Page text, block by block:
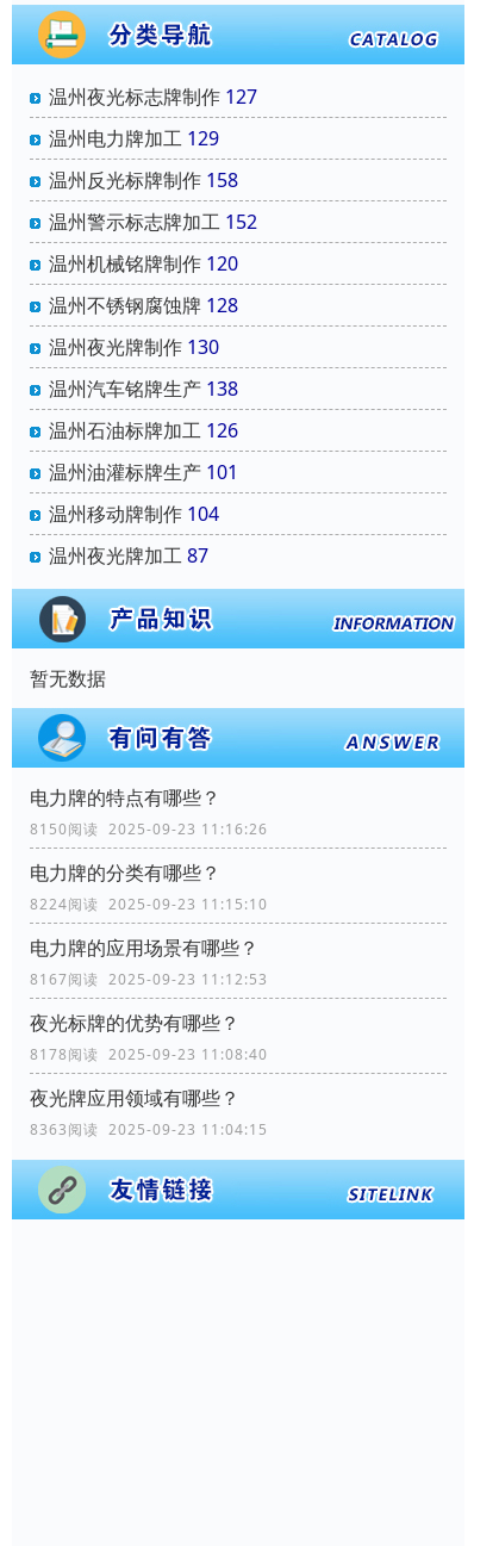
温州夜光标志牌制作 127
温州电力牌加工 129
温州反光标牌制作 158
温州警示标志牌加工 152
温州机械铭牌制作 120
温州不锈钢腐蚀牌 128
温州夜光牌制作 130
温州汽车铭牌生产 138
温州石油标牌加工 126
温州油灌标牌生产 101
温州移动牌制作 104
温州夜光牌加工87
暂无数据
电力牌的特点有哪些？
8150阅读 2025-09-23 11:16:26
电力牌的分类有哪些？
8224阅读 2025-09-23 11:15:10
电力牌的应用场景有哪些？
8167阅读 2025-09-23 11:12:53
夜光标牌的优势有哪些？
8178阅读 2025-09-23 11:08:40
夜光牌应用领域有哪些？
8363阅读 2025-09-23 11:04:15